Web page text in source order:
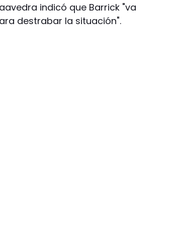
indicó que Barrick "va
destrabar la situación".